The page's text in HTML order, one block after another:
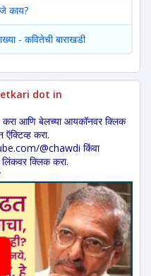
काय?
- कवितेची बाराखडी
dot in
करा आणि बेलच्या आयकॉनवर क्लिक
करा.
@chawdi किंवा
लिंकवर क्लिक करा.